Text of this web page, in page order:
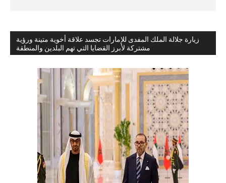
زيارة جلالة الملك المفدى للإمارات تجسد علاقة أخوية متينة ورؤية
مشتركة لأبرز القضايا التي تهم البلدين والمنطقة